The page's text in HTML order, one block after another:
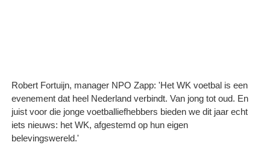
Robert Fortuijn, manager NPO Zapp: 'Het WK voetbal is een
evenement dat heel Nederland verbindt. Van jong tot oud. En
juist voor die jonge voetballiefhebbers bieden we dit jaar echt
iets nieuws: het WK, afgestemd op hun eigen
belevingswereld.'